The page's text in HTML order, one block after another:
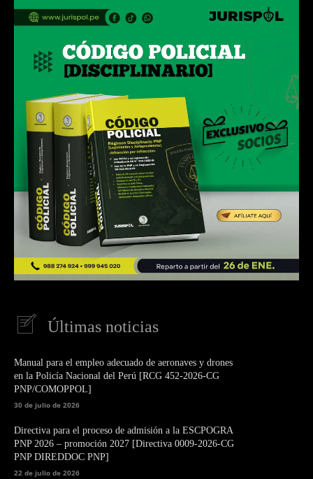
Últimas noticias
Manual para el empleo adecuado de aeronaves y drones
en la Policía Nacional del Perú [RCG 452-2026-CG
PNP/COMOPPOL]
30 de julio de 2026
Directiva para el proceso de admisión a la ESCPOGRA
PNP 2026 – promoción 2027 [Directiva 0009-2026-CG
PNP DIREDDOC PNP]
22 de julio de 2026